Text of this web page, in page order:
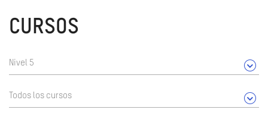
CURSOS
Nivel 5
Todos los cursos